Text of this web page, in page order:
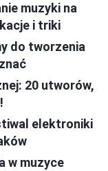
muzyki na
i triki
do tworzenia
20 utworów,
elektroniki
w muzyce